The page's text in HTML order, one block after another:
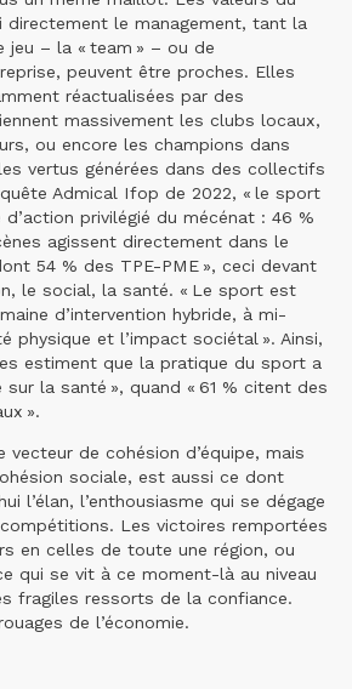
directement le management, tant la
jeu – la « team » – ou de
peuvent être proches. Elles
réactualisées par des
massivement les clubs locaux,
ou encore les champions dans
vertus générées dans des collectifs
Admical Ifop de 2022, « le sport
privilégié du mécénat : 46 %
agissent directement dans le
54 % des TPE-PME », ceci devant
le social, la santé. « Le sport est
d’intervention hybride, à mi-
physique et l’impact sociétal ». Ainsi,
estiment que la pratique du sport a
la santé », quand « 61 % citent des
».
de cohésion d’équipe, mais
sociale, est aussi ce dont
l’élan, l’enthousiasme qui se dégage
Les victoires remportées
en celles de toute une région, ou
qui se vit à ce moment-là au niveau
fragiles ressorts de la confiance.
de l’économie.